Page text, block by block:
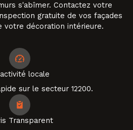
s'abîmer. Contactez votre
gratuite de vos façades
votre décoration intérieure.
locale
sur le secteur 12200.
Transparent